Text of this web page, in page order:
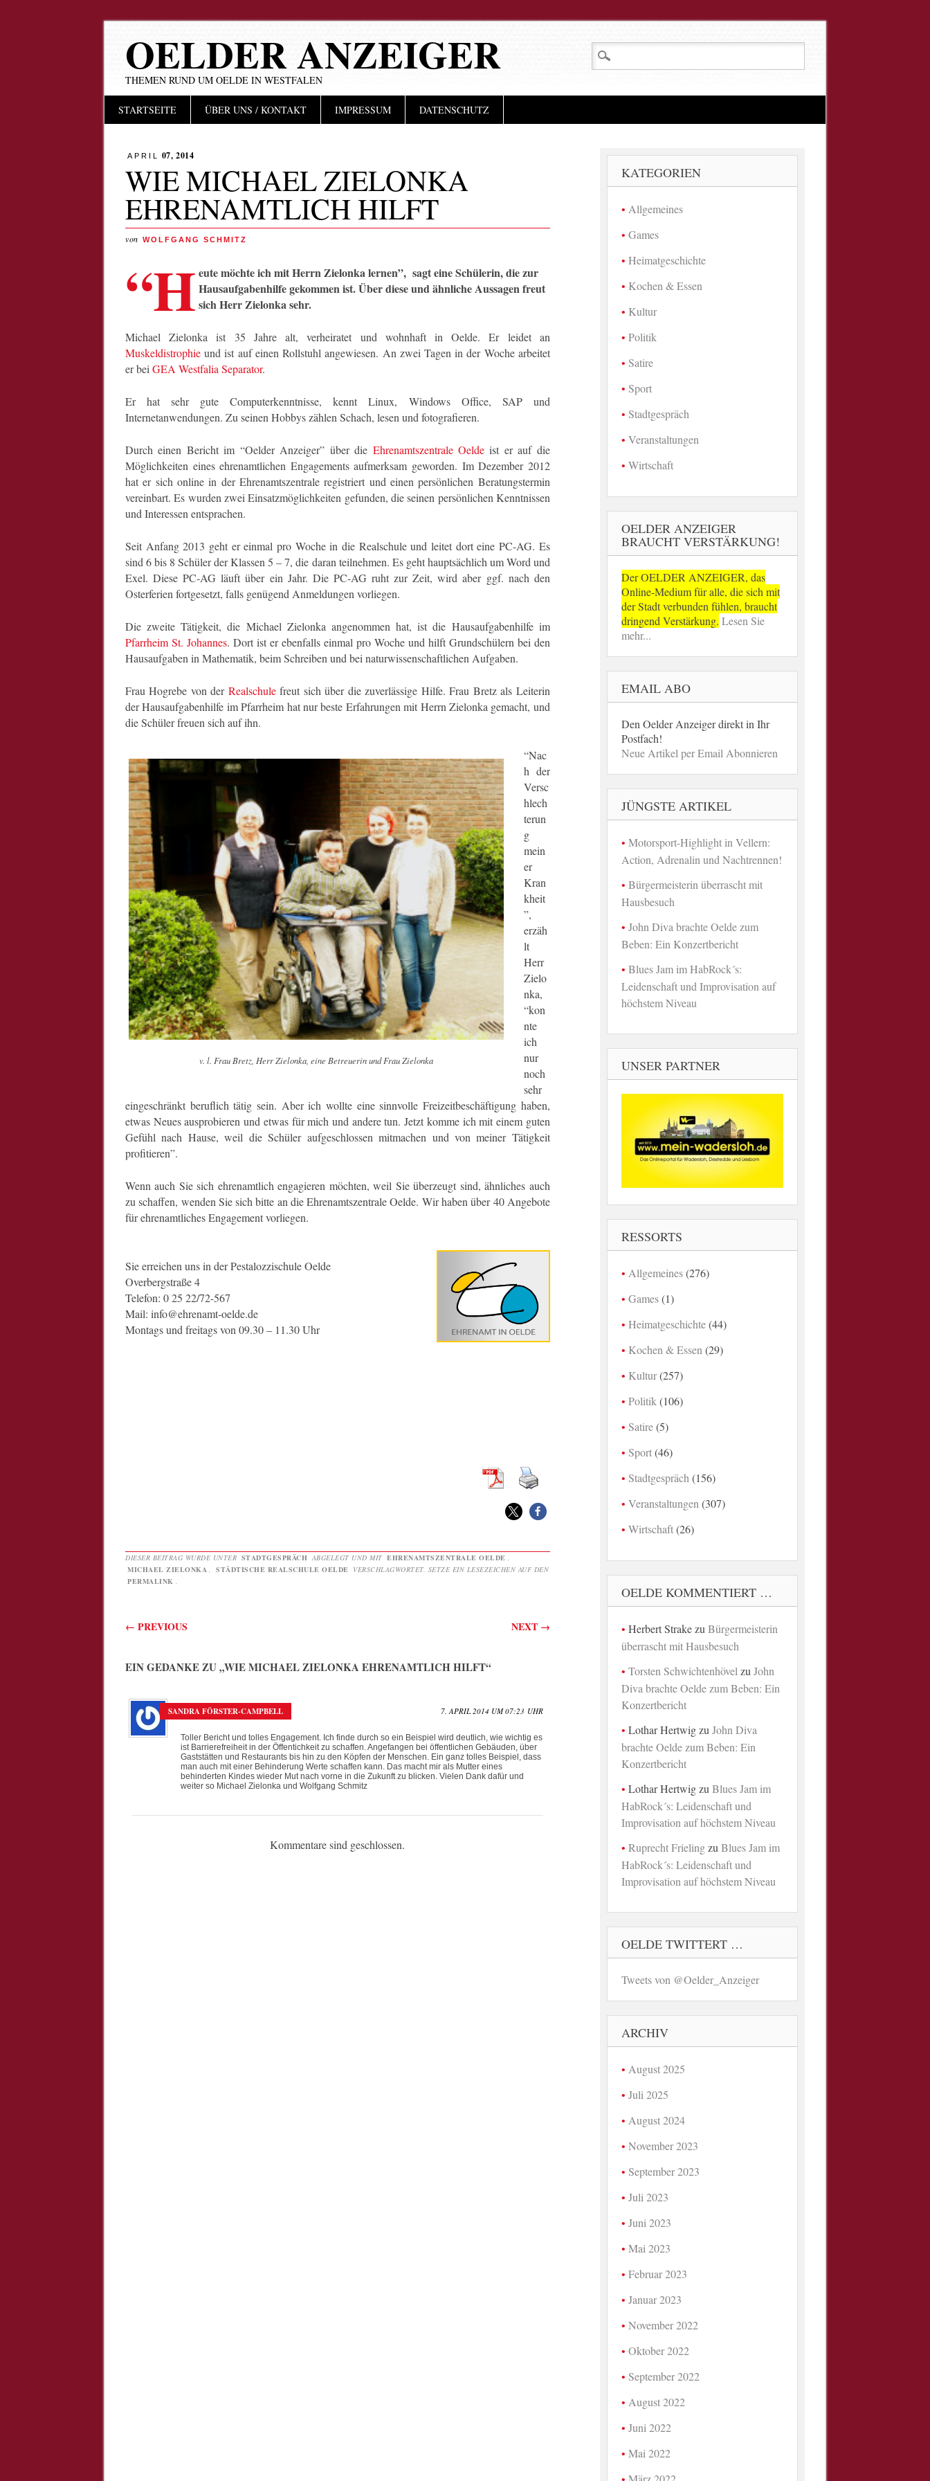
OELDER ANZEIGER
THEMEN RUND UM OELDE IN WESTFALEN
Hauptmenü
InhaltSTARTSEITE ÜBER UNS / KONTAKT IMPRESSUM DATENSCHUTZ
APRIL 07, 2014
WIE MICHAEL ZIELONKA
EHRENAMTLICH HILFT
von WOLFGANG SCHMITZ
“H eute möchte ich mit Herrn Zielonka lernen”, sagt eine Schülerin, die zur
Hausaufgabenhilfe gekommen ist. Über diese und ähnliche Aussagen freut
sich Herr Zielonka sehr.
Michael Zielonka ist 35 Jahre alt, verheiratet und wohnhaft in Oelde. Er leidet an
Muskeldistrophie und ist auf einen Rollstuhl angewiesen. An zwei Tagen in der Woche arbeitet
er bei GEA Westfalia Separator.
Er hat sehr gute Computerkenntnisse, kennt Linux, Windows Office, SAP und
Internetanwendungen. Zu seinen Hobbys zählen Schach, lesen und fotografieren.
Durch einen Bericht im “Oelder Anzeiger” über die Ehrenamtszentrale Oelde ist er auf die
Möglichkeiten eines ehrenamtlichen Engagements aufmerksam geworden. Im Dezember 2012
hat er sich online in der Ehrenamtszentrale registriert und einen persönlichen Beratungstermin
vereinbart. Es wurden zwei Einsatzmöglichkeiten gefunden, die seinen persönlichen Kenntnissen
und Interessen entsprachen.
Seit Anfang 2013 geht er einmal pro Woche in die Realschule und leitet dort eine PC-AG. Es
sind 6 bis 8 Schüler der Klassen 5 – 7, die daran teilnehmen. Es geht hauptsächlich um Word und
Exel. Diese PC-AG läuft über ein Jahr. Die PC-AG ruht zur Zeit, wird aber ggf. nach den
Osterferien fortgesetzt, falls genügend Anmeldungen vorliegen.
Die zweite Tätigkeit, die Michael Zielonka angenommen hat, ist die Hausaufgabenhilfe im
Pfarrheim St. Johannes. Dort ist er ebenfalls einmal pro Woche und hilft Grundschülern bei den
Hausaufgaben in Mathematik, beim Schreiben und bei naturwissenschaftlichen Aufgaben.
Frau Hogrebe von der Realschulefreut sich über die zuverlässige Hilfe. Frau Bretz als Leiterin
der Hausaufgabenhilfe im Pfarrheim hat nur beste Erfahrungen mit Herrn Zielonka gemacht, und
die Schüler freuen sich auf ihn.
v. l. Frau Bretz, Herr Zielonka, eine Betreuerin und Frau Zielonka
“Nac
h der
Versc
hlech
terun
g
mein
er
Kran
kheit
”,
erzäh
lt
Herr
Zielo
nka,
“kon
nte
ich
nur
noch
sehr
eingeschränkt beruflich tätig sein. Aber ich wollte eine sinnvolle Freizeitbeschäftigung haben,
etwas Neues ausprobieren und etwas für mich und andere tun. Jetzt komme ich mit einem guten
Gefühl nach Hause, weil die Schüler aufgeschlossen mitmachen und von meiner Tätigkeit
profitieren”.
Wenn auch Sie sich ehrenamtlich engagieren möchten, weil Sie überzeugt sind, ähnliches auch
zu schaffen, wenden Sie sich bitte an die Ehrenamtszentrale Oelde. Wir haben über 40 Angebote
für ehrenamtliches Engagement vorliegen.
Sie erreichen uns in der Pestalozzischule Oelde
Overbergstraße 4
Telefon: 0 25 22/72-567
Mail: info@ehrenamt-oelde.de
Montags und freitags von 09.30 – 11.30 Uhr
DIESER BEITRAG WURDE UNTER STADTGESPRÄCH ABGELEGT UND MIT EHRENAMTSZENTRALE OELDE
MICHAEL ZIELONKA
STÄDTISCHE REALSCHULE OELDE VERSCHLAGWORTET. SETZE EIN LESEZEICHEN AUF DEN
PERMALINK
Beitragsnavigation
← PREVIOUS NEXT →
EIN GEDANKE ZU „WIE MICHAEL ZIELONKA EHRENAMTLICH HILFT“
SANDRA FÖRSTER-CAMPBELL 7. APRIL 2014 UM 07:23 UHR
Toller Bericht und tolles Engagement. Ich finde durch so ein Beispiel wird deutlich, wie wichtig es
ist Barrierefreiheit in der Öffentichkeit zu schaffen. Angefangen bei öffentlichen Gebäuden, über
Gaststätten und Restaurants bis hin zu den Köpfen der Menschen. Ein ganz tolles Beispiel, dass
man auch mit einer Behinderung Werte schaffen kann. Das macht mir als Mutter eines
behinderten Kindes wieder Mut nach vorne in die Zukunft zu blicken. Vielen Dank dafür und
weiter so Michael Zielonka und Wolfgang Schmitz
Kommentare sind geschlossen.
KATEGORIEN
Allgemeines
Games
Heimatgeschichte
Kochen & Essen
Kultur
Politik
Satire
Sport
Stadtgespräch
Veranstaltungen
Wirtschaft
OELDER ANZEIGER
BRAUCHT VERSTÄRKUNG!
Der OELDER ANZEIGER, das
Online-Medium für alle, die sich mit
der Stadt verbunden fühlen, braucht
dringend Verstärkung. Lesen Sie
mehr...
EMAIL ABO
Den Oelder Anzeiger direkt in Ihr
Postfach!
Neue Artikel per Email Abonnieren
JÜNGSTE ARTIKEL
Motorsport-Highlight in Vellern:
Action, Adrenalin und Nachtrennen!
Bürgermeisterin überrascht mit
Hausbesuch
John Diva brachte Oelde zum
Beben: Ein Konzertbericht
Blues Jam im HabRock´s:
Leidenschaft und Improvisation auf
höchstem Niveau
UNSER PARTNER
RESSORTS
Allgemeines(276)
Games(1)
Heimatgeschichte(44)
Kochen & Essen (29)
Kultur(257)
Politik (106)
Satire(5)
Sport(46)
Stadtgespräch (156)
Veranstaltungen (307)
Wirtschaft(26)
OELDE KOMMENTIERT …
Herbert Strakezu Bürgermeisterin
überrascht mit Hausbesuch
Torsten Schwichtenhövel zu John
Diva brachte Oelde zum Beben: Ein
Konzertbericht
Lothar Hertwigzu John Diva
brachte Oelde zum Beben: Ein
Konzertbericht
Lothar Hertwigzu Blues Jam im
HabRock´s: Leidenschaft und
Improvisation auf höchstem Niveau
Ruprecht Frielingzu Blues Jam im
HabRock´s: Leidenschaft und
Improvisation auf höchstem Niveau
OELDE TWITTERT …
Tweets von @Oelder_Anzeiger
ARCHIV
August 2025
Juli 2025
August 2024
November 2023
September 2023
Juli 2023
Juni 2023
Mai 2023
Februar 2023
Januar 2023
November 2022
Oktober 2022
September 2022
August 2022
Juni 2022
Mai 2022